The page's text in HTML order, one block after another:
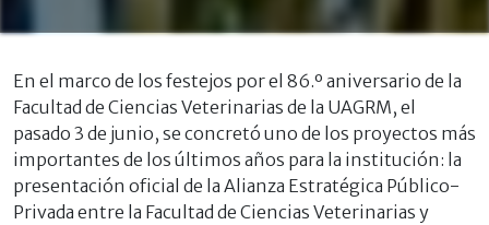
En el marco de los festejos por el 86.º aniversario de la
Facultad de Ciencias Veterinarias de la UAGRM, el
pasado 3 de junio, se concretó uno de los proyectos más
importantes de los últimos años para la institución: la
presentación oficial de la Alianza Estratégica Público-
Privada entre la Facultad de Ciencias Veterinarias y